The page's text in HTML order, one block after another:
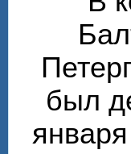
был